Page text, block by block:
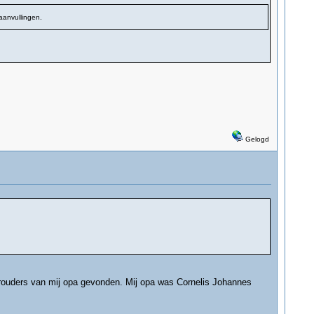
Gelogd
van mij opa gevonden. Mij opa was Cornelis Johannes